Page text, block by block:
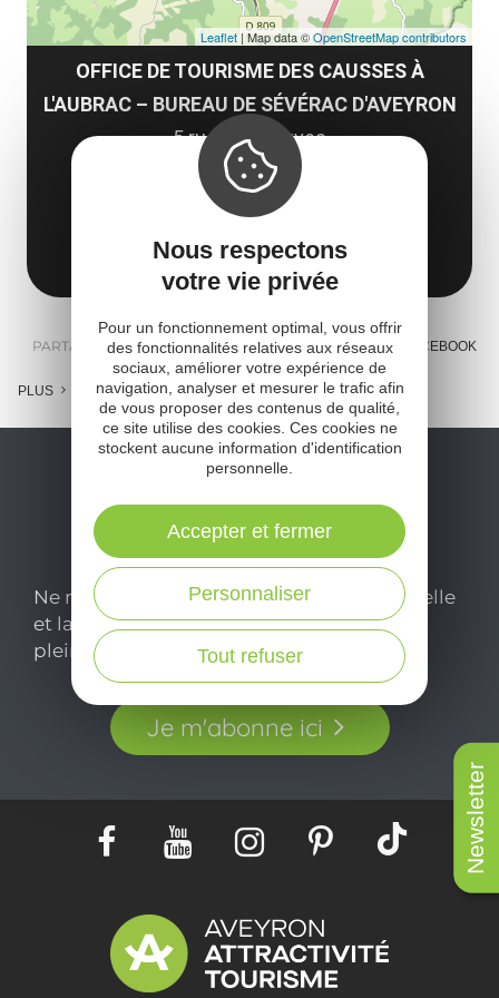
Newsletter
OFFICE DE TOURISME DES CAUSSES À
L'AUBRAC – BUREAU DE SÉVÉRAC D'AVEYRON
5 rue des Douves
Sévérac-le-Château
12150 Sévérac d'Aveyron
Obtenir l'itinéraire
Leaflet| Map data ©OpenStreetMap contributors
PARTAGER : E-MAIL MESSENGER FACEBOOK
PLUS
Ne manquez pas notre newsletter mensuelle
et laissez-vous inspirer pour profiter
pleinement de votre séjour en Aveyron.
Je m'abonne ici
Nous respectons
votre vie privée
Pour un fonctionnement optimal, vous offrir
des fonctionnalités relatives aux réseaux
sociaux, améliorer votre expérience de
navigation, analyser et mesurer le trafic afin
de vous proposer des contenus de qualité,
ce site utilise des cookies. Ces cookies ne
stockent aucune information d'identification
personnelle.
Tout refuser
Personnaliser
Accepter et fermer